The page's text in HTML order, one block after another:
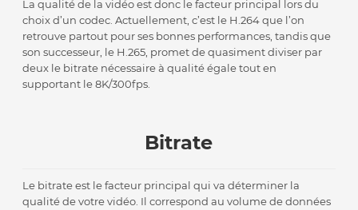
La qualité de la vidéo est donc le facteur principal lors du
choix d’un codec. Actuellement, c’est le H.264 que l’on
retrouve partout pour ses bonnes performances, tandis que
son successeur, le H.265, promet de quasiment diviser par
deux le bitrate nécessaire à qualité égale tout en
supportant le 8K/300fps.
Bitrate
Le bitrate est le facteur principal qui va déterminer la
qualité de votre vidéo. Il correspond au volume de données